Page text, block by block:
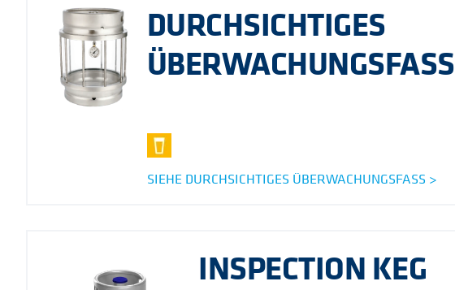
DURCHSICHTIGES
ÜBERWACHUNGSFASS
SIEHE DURCHSICHTIGES ÜBERWACHUNGSFASS >
INSPECTION KEG